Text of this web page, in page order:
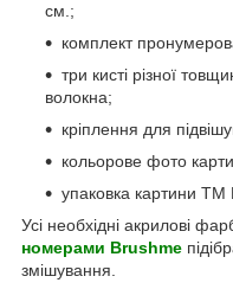
см.;
комплект
три кисті різної
волокна;
кріплення для
кольорове фото
упаковка картини ТМ
Усі необхідні акрилові
номерами Brushme
змішування.